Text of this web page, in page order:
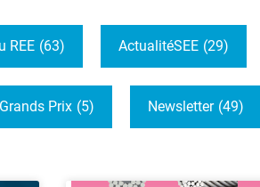
REE (63) ActualitéSEE (29)
Grands Prix (5) Newsletter (49)